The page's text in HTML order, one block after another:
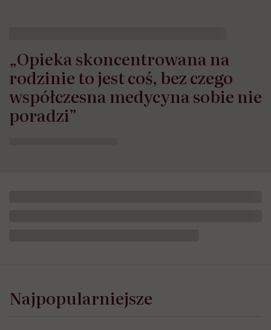
„Opieka skoncentrowana na
rodzinie to jest coś, bez czego
współczesna medycyna sobie nie
poradzi”
Najpopularniejsze